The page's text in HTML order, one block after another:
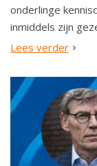
onderlinge
inmiddels zijn
Lees verder